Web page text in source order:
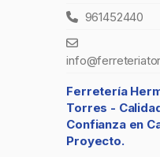
961452440
Ferretería
Torres -
Confianza en
Proyecto.